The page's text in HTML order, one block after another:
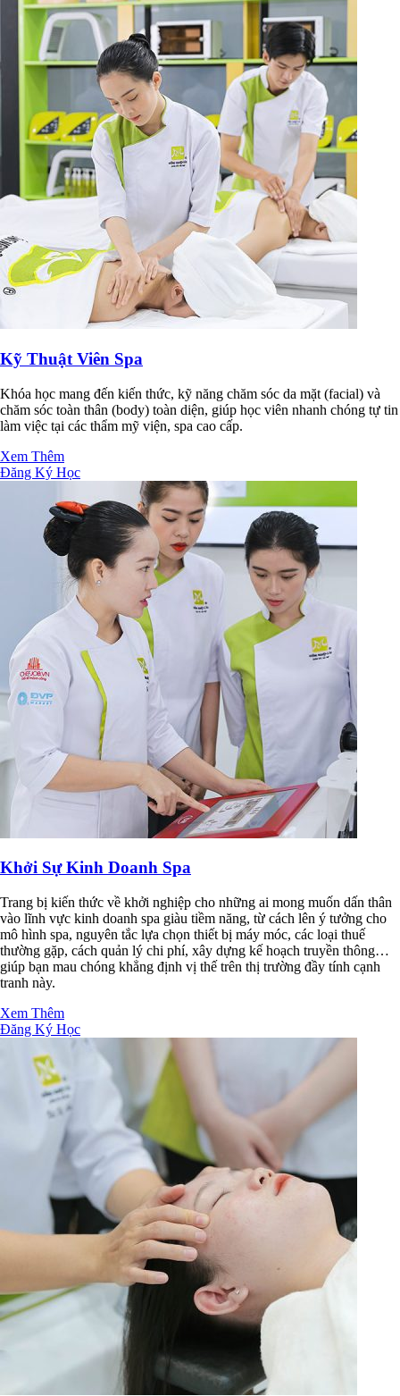
Kỹ Thuật Viên Spa
Khóa học mang đến kiến thức, kỹ năng chăm sóc da mặt (facial) và
chăm sóc toàn thân (body) toàn diện, giúp học viên nhanh chóng tự tin
làm việc tại các thẩm mỹ viện, spa cao cấp.
Xem Thêm
Đăng Ký Học
Khởi Sự Kinh Doanh Spa
Trang bị kiến thức về khởi nghiệp cho những ai mong muốn dấn thân
vào lĩnh vực kinh doanh spa giàu tiềm năng, từ cách lên ý tưởng cho
mô hình spa, nguyên tắc lựa chọn thiết bị máy móc, các loại thuế
thường gặp, cách quản lý chi phí, xây dựng kế hoạch truyền thông…
giúp bạn mau chóng khẳng định vị thế trên thị trường đầy tính cạnh
tranh này.
Xem Thêm
Đăng Ký Học